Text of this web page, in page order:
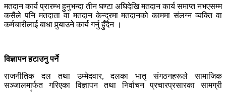
मतदान कार्य प्रारम्भ हुनुभन्दा तीन घण्टा अघिदेखि मतदान कार्य समाप्त नभएसम्म
कसैले पनि मतदाता वा मतदान केन्द्रमा मतदानको काममा संलग्न व्यक्ति वा
कर्मचारीलाई बाधा पुर्‍याउने कार्य गर्नु हुँदैन ।
विज्ञापन हटाउनु पर्ने
राजनीतिक दल तथा उम्मेदवार, दलका भातृ संगठनहरूले सामाजिक
सञ्जालमार्फत गरिएका विज्ञापन तथा निर्वाचन प्रचारप्रसारका सामग्री